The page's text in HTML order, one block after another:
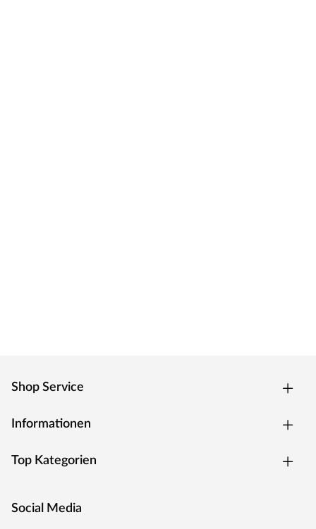
Shop Service
Informationen
Top Kategorien
Social Media